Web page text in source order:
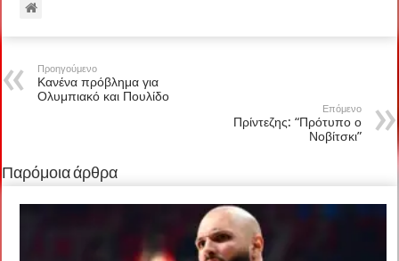
Προηγούμενο
Κανένα πρόβλημα για
Ολυμπιακό και Πουλίδο
Επόμενο
Πρίντεζης: “Πρότυπο ο
Νοβίτσκι”
Παρόμοια άρθρα